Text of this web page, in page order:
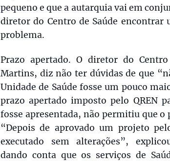
pequeno e que a autarquia vai em
diretor do Centro de Saúde encontrar
problema.
Prazo apertado. O diretor do
Martins, diz não ter dúvidas de que
Unidade de Saúde fosse um pouco
prazo apertado imposto pelo QREN
fosse apresentada, não permitiu que o
“Depois de aprovado um projeto
executado sem alterações”,
dando conta que os serviços de